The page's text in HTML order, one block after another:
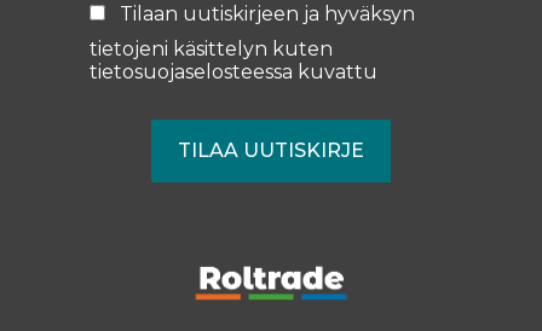
Tilaan uutiskirjeen ja hyväksyn
tietojeni käsittelyn kuten
tietosuojaselosteessa kuvattu